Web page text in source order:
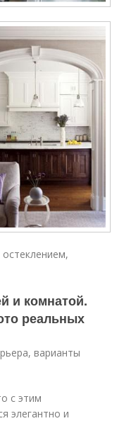
и комнатой.
реальных
варианты
с этим
элегантно и